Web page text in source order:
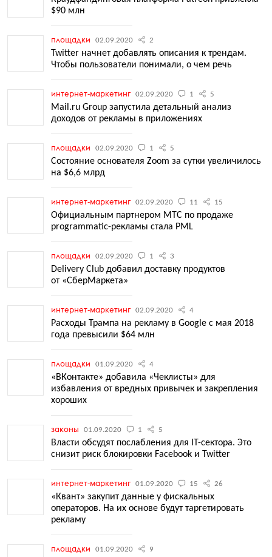
$90 млн
площадки 02.09.2020 2
Twitter начнет добавлять описания к трендам.
Чтобы пользователи понимали, о чем речь
интернет-маркетинг 02.09.2020 1 5
Mail.ru Group запустила детальный анализ
доходов от рекламы в приложениях
площадки 02.09.2020 1 5
Состояние основателя Zoom за сутки увеличилось
на $6,6 млрд
интернет-маркетинг 02.09.2020 11 15
Официальным партнером МТС по продаже
programmatic-рекламы стала PML
площадки 02.09.2020 1 3
Delivery Club добавил доставку продуктов
от «СберМаркета»
интернет-маркетинг 02.09.2020 4
Расходы Трампа на рекламу в Google с мая 2018
года превысили $64 млн
площадки 01.09.2020 4
«ВКонтакте» добавила «Чеклисты» для
избавления от вредных привычек и закрепления
хороших
законы 01.09.2020 1 5
Власти обсудят послабления для IT-сектора. Это
снизит риск блокировки Facebook и Twitter
интернет-маркетинг 01.09.2020 15 26
«Квант» закупит данные у фискальных
операторов. На их основе будут таргетировать
рекламу
площадки 01.09.2020 9